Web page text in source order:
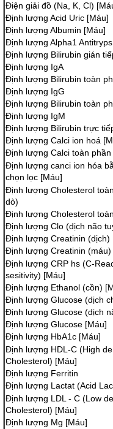
Điện giải đồ (Na, K, Cl)
Định lượng Acid Uric [Máu]
Định lượng Albumin [Máu]
Định lượng Alpha1
Định lượng Bilirubin gián
Định lượng IgA
Định lượng Bilirubin toàn
Định lượng IgG
Định lượng Bilirubin toàn
Định lượng IgM
Định lượng Bilirubin trực
Định lượng Calci ion hoá
Định lượng Calci toàn phần
Định lượng canci ion hóa
chọn lọc [Máu]
Định lượng Cholesterol
dò)
Định lượng Cholesterol
Định lượng Clo (dịch não
Định lượng Creatinin (dịch)
Định lượng Creatinin (máu)
Định lượng CRP hs (C-
sesitivity) [Máu]
Định lượng Ethanol (cồn)
Định lượng Glucose (dịch
Định lượng Glucose (dịch
Định lượng Glucose [Máu]
Định lượng HbA1c [Máu]
Định lượng HDL-C (High
Cholesterol) [Máu]
Định lượng Ferritin
Định lượng Lactat (Acid
Định lượng LDL - C (Low
Cholesterol) [Máu]
Định lượng Mg [Máu]